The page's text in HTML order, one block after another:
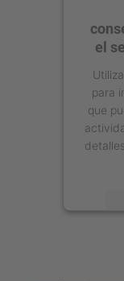
el
para
que